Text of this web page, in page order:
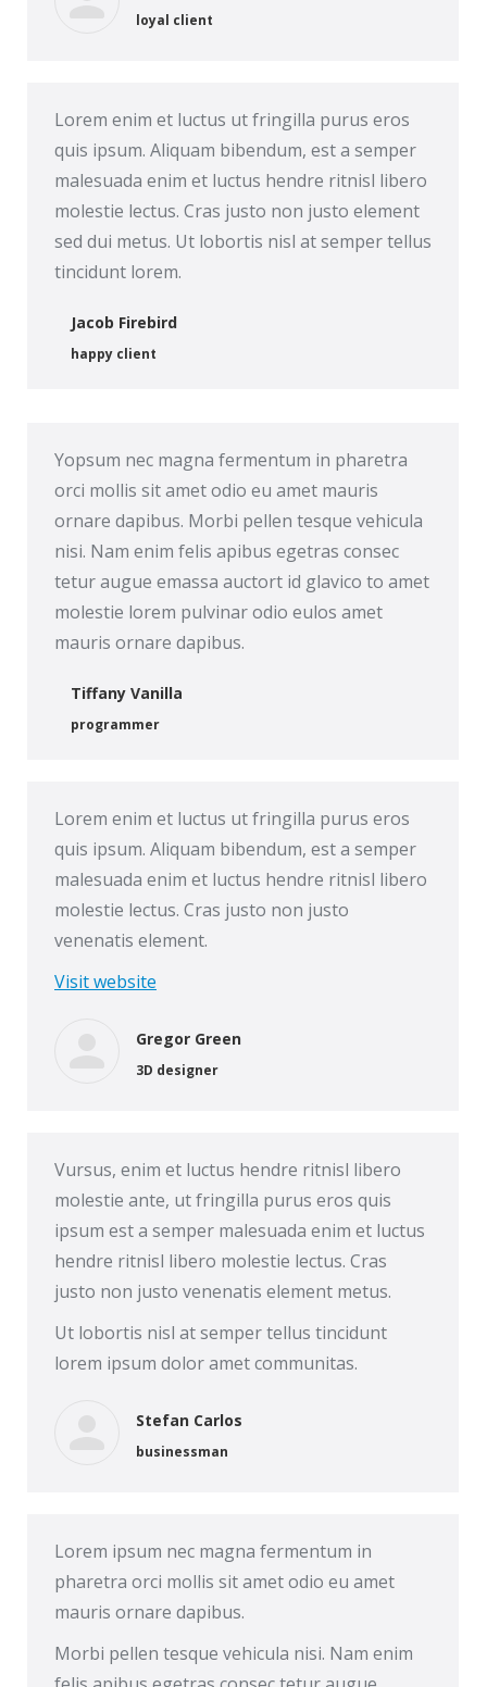
loyal client
Lorem enim et luctus ut fringilla purus eros
quis ipsum. Aliquam bibendum, est a semper
malesuada enim et luctus hendre ritnisl libero
molestie lectus. Cras justo non justo element
sed dui metus. Ut lobortis nisl at semper tellus
tincidunt lorem.
Jacob Firebird
happy client
Yopsum nec magna fermentum in pharetra
orci mollis sit amet odio eu amet mauris
ornare dapibus. Morbi pellen tesque vehicula
nisi. Nam enim felis apibus egetras consec
tetur augue emassa auctort id glavico to amet
molestie lorem pulvinar odio eulos amet
mauris ornare dapibus.
Tiffany Vanilla
programmer
Lorem enim et luctus ut fringilla purus eros
quis ipsum. Aliquam bibendum, est a semper
malesuada enim et luctus hendre ritnisl libero
molestie lectus. Cras justo non justo
venenatis element.
Visit website
Gregor Green
3D designer
Vursus, enim et luctus hendre ritnisl libero
molestie ante, ut fringilla purus eros quis
ipsum est a semper malesuada enim et luctus
hendre ritnisl libero molestie lectus. Cras
justo non justo venenatis element metus.
Ut lobortis nisl at semper tellus tincidunt
lorem ipsum dolor amet communitas.
Stefan Carlos
businessman
Lorem ipsum nec magna fermentum in
pharetra orci mollis sit amet odio eu amet
mauris ornare dapibus.
Morbi pellen tesque vehicula nisi. Nam enim